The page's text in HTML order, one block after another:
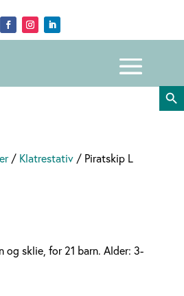
Search
/ Klatrestativ/ Piratskip L
og sklie, for 21 barn. Alder: 3-